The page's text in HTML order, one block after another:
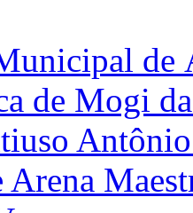
de
de Mogi
Arena